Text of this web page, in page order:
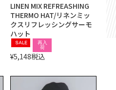
LINEN MIX REFREASHING
THERMO HAT/リネンミッ
クスリフレッシングサーモ
ハット
SALE 再入
荷
¥5,148税込